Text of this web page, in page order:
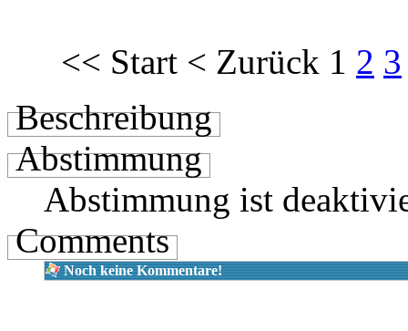
<< Start < Zurück 1 2 3
Beschreibung
Abstimmung
Abstimmung ist
Comments
Noch keine Kommentare!